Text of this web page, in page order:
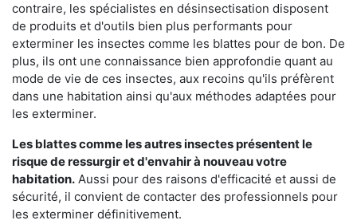
contraire, les spécialistes en désinsectisation disposent
de produits et d'outils bien plus performants pour
exterminer les insectes comme les blattes pour de bon. De
plus, ils ont une connaissance bien approfondie quant au
mode de vie de ces insectes, aux recoins qu'ils préfèrent
dans une habitation ainsi qu'aux méthodes adaptées pour
les exterminer.
Les blattes comme les autres insectes présentent le
risque de ressurgir et d'envahir à nouveau votre
habitation. Aussi pour des raisons d'efficacité et aussi de
sécurité, il convient de contacter des professionnels pour
les exterminer définitivement.